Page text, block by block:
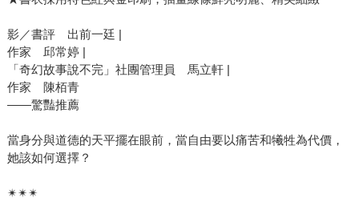
影／書評 出前一廷 |
作家 邱常婷 |
「奇幻故事說不完」社團管理員 馬立軒 |
作家 陳栢青
——驚豔推薦
當身分與道德的天平擺在眼前，當自由要以痛苦和犧牲為代價，
她該如何選擇？
✴✴✴